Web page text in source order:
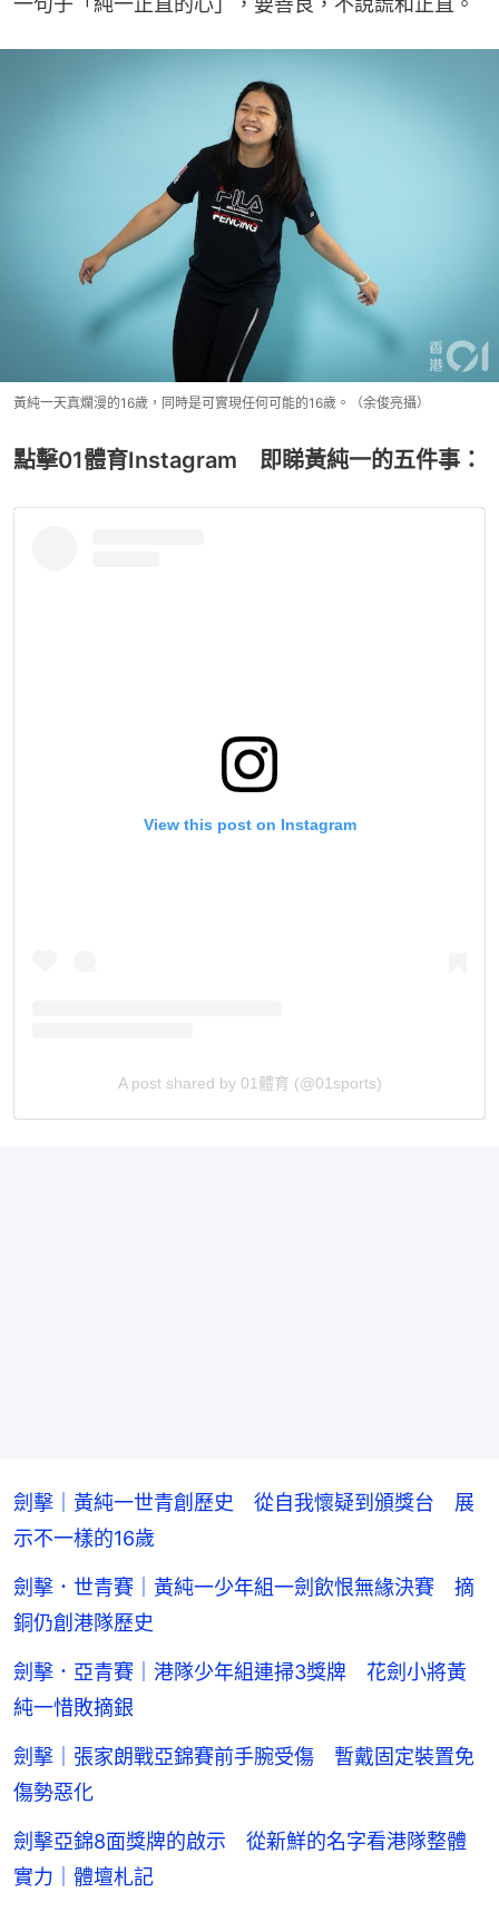
黃純一天真爛漫的16歲，同時是可實現任何可能的16歲。（余俊亮攝）
點擊01體育Instagram 即睇黃純一的五件事：
View this post on Instagram
A post shared by 01體育 (@01sports)
劍擊｜黃純一世青創歷史 從自我懷疑到頒獎台 展
示不一樣的16歲
劍擊．世青賽｜黃純一少年組一劍飲恨無緣決賽 摘
銅仍創港隊歷史
劍擊．亞青賽｜港隊少年組連掃3獎牌 花劍小將黃
純一惜敗摘銀
劍擊｜張家朗戰亞錦賽前手腕受傷 暫戴固定裝置免
傷勢惡化
劍擊亞錦8面獎牌的啟示 從新鮮的名字看港隊整體
實力｜體壇札記